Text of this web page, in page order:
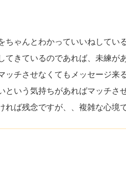
ゃんとわかっていいねしてい
きているのであれば、未練が
チさせなくてもメッセージ来
いう気持ちがあればマッチさ
ば残念ですが、、複雑な心境